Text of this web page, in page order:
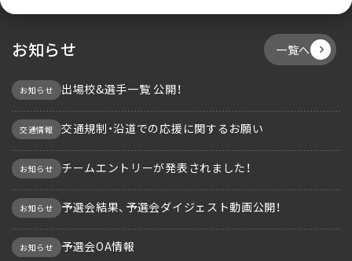
お知らせ 一覧へ
お知らせ 出場校&選手一覧 公開！
交通情報 交通規制・沿道での応援に関するお願い
お知らせ チームエントリーが発表されました！
お知らせ 予選会結果、予選会ダイジェスト動画公開！
お知らせ 予選会OA情報